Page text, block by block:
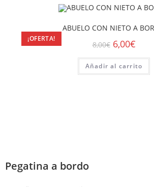
¡OFERTA!
ABUELO CON NIETO A
8,00€ 6,00€
Añadir al carrito
Pegatina a bordo